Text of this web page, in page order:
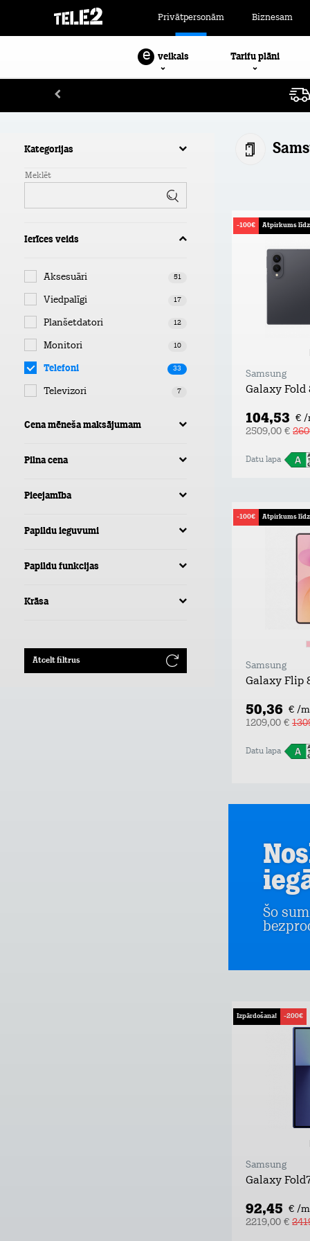
Privātpersonām Biznesam
e veikals Tarifu plāni
Kategorijas
Meklēt
Ierīces veids
Aksesuāri 51
Viedpalīgi 17
Planšetdatori 12
Monitori 10
Telefoni 33
Televizori 7
Cena mēneša maksājumam
Pilna cena
Pieejamība
Papildu ieguvumi
Papildu funkcijas
Krāsa
Atcelt filtrus
-100€ Atpirkums
Samsung
Galaxy Fold
104,53 € /
2509,00 €
Datu lapa
-100€ Atpirkums
Samsung
Galaxy Flip
50,36 € /
1209,00 €
Datu lapa
Šo
Izpārdošana! -200€
Samsung
Galaxy
92,45 € /
2219,00 €